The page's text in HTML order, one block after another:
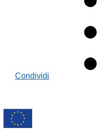
Condividi